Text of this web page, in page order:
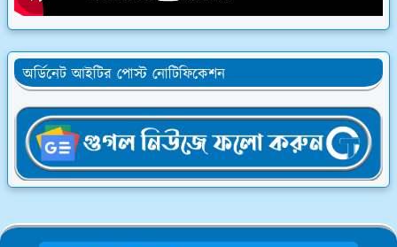
অর্ডিনেট আইটির পোস্ট নোটিফিকেশন